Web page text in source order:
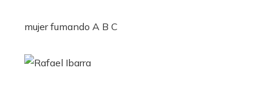
mujer fumando A B C